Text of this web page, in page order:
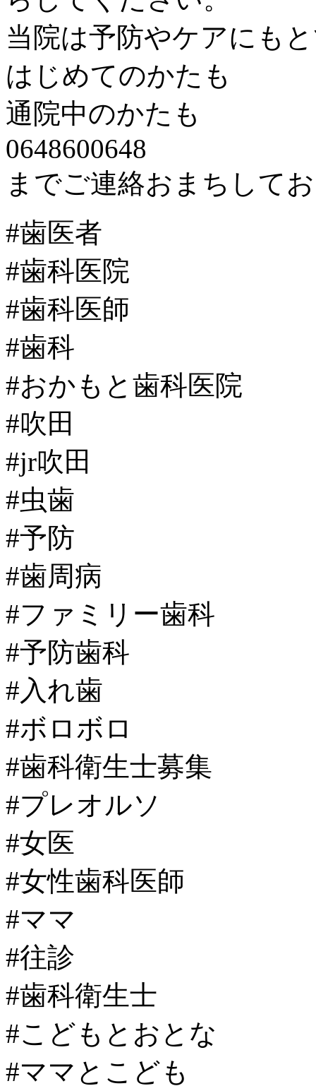
当院は予防やケアにも
はじめてのかたも
通院中のかたも
0648600648
までご連絡おまちして
#歯医者
#歯科医院
#歯科医師
#歯科
#おかもと歯科医院
#吹田
#jr吹田
#虫歯
#予防
#歯周病
#ファミリー歯科
#予防歯科
#入れ歯
#ボロボロ
#歯科衛生士募集
#プレオルソ
#女医
#女性歯科医師
#ママ
#往診
#歯科衛生士
#こどもとおとな
#ママとこども